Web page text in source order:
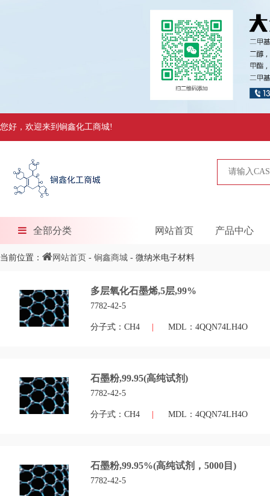
您好，欢迎来到锏鑫化工商城!
全部分类 网站首页 产品中心
当前位置： 网站首页 - 锏鑫商城 - 微纳米电子材料
多层氧化石墨烯,5层,99%
7782-42-5
分子式：CH4 MDL：4QQN74LH4O
石墨粉,99.95(高纯试剂)
7782-42-5
分子式：CH4 MDL：4QQN74LH4O
石墨粉,99.95%(高纯试剂，5000目)
7782-42-5